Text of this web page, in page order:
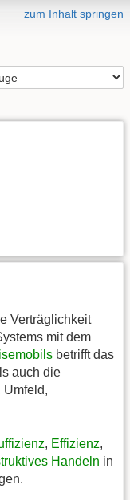
zum Inhalt springen
Verträglichkeit
mit dem
betrifft das
auch die
Umfeld,
, Effizienz,
Handeln in